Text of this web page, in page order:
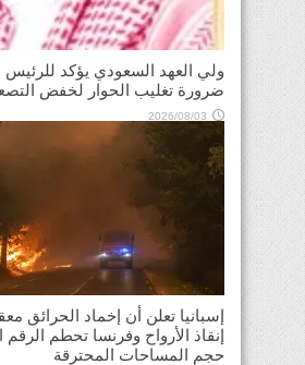
ولي العهد السعودي يؤكد للرئيس
ضرورة تغليب الحوار لخفض
2026/08/03
إسبانيا تعلن أن إخماد الحرائق
إنقاذ الأرواح وفرنسا تحطم
حجم المساحات المحترقة